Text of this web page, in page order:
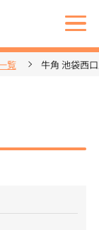
覧 牛角 池袋西